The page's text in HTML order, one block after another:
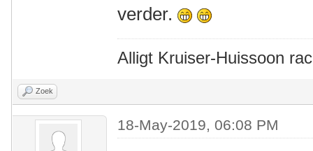
verder.
Alligt Kruiser-Huissoon
Zoek
18-May-2019, 06:08 PM